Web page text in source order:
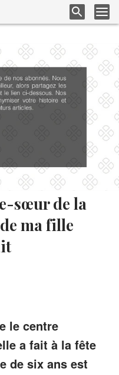
sœur de la
ma fille
le centre
a fait à la fête
de six ans est